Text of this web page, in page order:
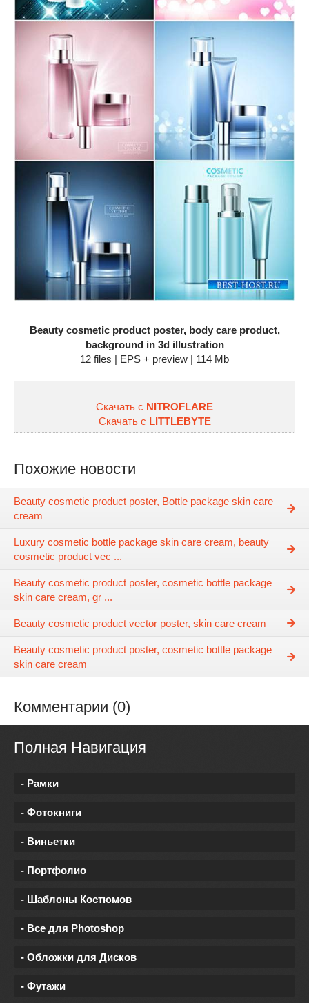
Beauty cosmetic product poster, body care product,
background in 3d illustration
12 files | EPS + preview | 114 Mb
Скачать с NITROFLARE
Скачать с LITTLEBYTE
Похожие новости
Beauty cosmetic product poster, Bottle package skin care
cream
Luxury cosmetic bottle package skin care cream, beauty
cosmetic product vec ...
Beauty cosmetic product poster, cosmetic bottle package
skin care cream, gr ...
Beauty cosmetic product vector poster, skin care cream
Beauty cosmetic product poster, cosmetic bottle package
skin care cream
Комментарии (0)
Полная Навигация
- Рамки
- Фотокниги
- Виньетки
- Портфолио
- Шаблоны Костюмов
- Все для Photoshop
- Обложки для Дисков
- Футажи